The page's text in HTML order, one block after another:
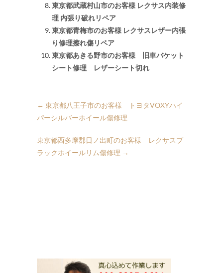
東京都武蔵村山市のお客様 レクサス内装修
理 内張り破れリペア
東京都青梅市のお客様 レクサスレザー内張
り修理擦れ傷リペア
東京都あきる野市のお客様 旧車バケット
シート修理 レザーシート切れ
← 東京都八王子市のお客様 トヨタVOXYハイ
パーシルバーホイール傷修理
東京都西多摩郡日ノ出町のお客様 レクサスブ
ラックホイールリム傷修理 →